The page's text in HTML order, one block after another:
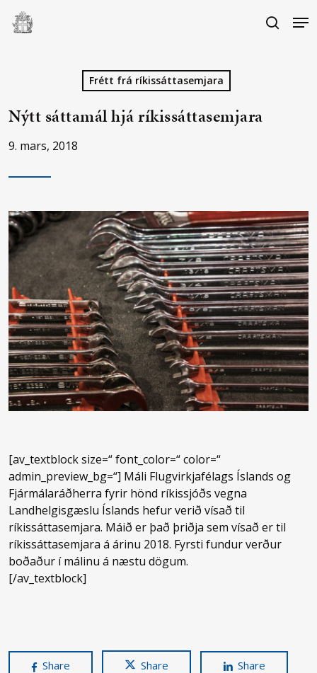
Skip
search
Frétt frá ríkissáttasemjara
Nýtt sáttamál hjá ríkissáttasemjara
9. mars, 2018
[av_textblock size=“ font_color=“ color=“
admin_preview_bg=“] Máli Flugvirkjafélags Íslands og
Fjármálaráðherra fyrir hönd ríkissjóðs vegna
Landhelgisgæslu Íslands hefur verið vísað til
ríkissáttasemjara. Máið er það þriðja sem vísað er til
ríkissáttasemjara á árinu 2018. Fyrsti fundur verður
boðaður í málinu á næstu dögum.
[/av_textblock]
Share Share Share